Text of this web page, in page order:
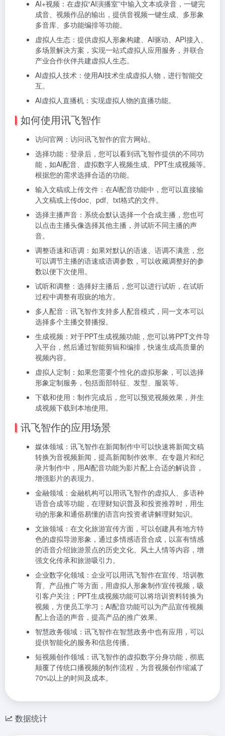
AI+视频：在虚拟“AI演播室”中输入文本或录音，一键完
成音、视频作品的输出，提供音视频一键生成、多形象
多音库、多功能编排等功能。
虚拟人生态：提供虚拟人形象构建、AI驱动、API接入、
多场景解决方案，实现一站式虚拟人应用服务，并联合
产业合作伙伴共建虚拟人生态。
AI虚拟人技术：使用AI技术生成虚拟人物，进行智能交
互。
AI虚拟人直播机：实现虚拟人物的直播功能。
如何使用讯飞智作
访问官网：访问讯飞智作的官方网站。
选择功能：登录后，您可以看到讯飞智作提供的不同功
能，如AI配音、虚拟数字人视频生成、PPT生成视频等。
根据您的需求选择合适的功能。
输入文稿或上传文件：在AI配音功能中，您可以直接输
入文稿或上传doc、pdf、txt格式的文件。
选择主播声音：系统会默认选择一个合成主播，您也可
以点击主播头像选择其他主播，并试听不同主播的声
音。
调整语速和语调：如果对默认的语速、语调不满意，您
可以调节主播的语速或语调参数，可以收藏调整好的参
数以便下次使用。
试听和调整：选择好主播后，您可以进行试听，在试听
过程中调整有瑕疵的地方。
多人配音：讯飞智作支持多人配音模式，同一文本可以
选择多个主播交替播报。
生成视频：对于PPT生成视频功能，您可以将PPT文件导
入平台，然后通过智能剪辑和编排，快速生成高质量的
视频内容。
虚拟人定制：如果您需要个性化的虚拟形象，可以选择
形象定制服务，包括面部特征、发型、服装等。
下载和使用：制作完成后，您可以预览视频效果，并生
成视频下载到本地使用。
讯飞智作的应用场景
媒体领域：讯飞智作在新闻制作中可以快速将新闻文稿
转换为音视频新闻，提高新闻制作效率。在专题片和纪
录片制作中，用AI配音功能为影片配上合适的解说音，
增强影片的表现力。
金融领域：金融机构可以用讯飞智作的虚拟人、多语种
语音合成等功能，在理财知识普及和投资推荐时，用生
动的形象和通俗易懂的语言向投资者讲解理财知识。
文旅领域：在文化旅游宣传方面，可以创建具有地方特
色的虚拟导游形象，通过多情感语音合成，以富有情感
的语音介绍旅游景点的历史文化、风土人情等内容，增
强文化传承和旅游吸引力。
企业数字化领域：企业可以用讯飞智作在宣传、培训教
育、产品推广等方面，用虚拟人形象制作宣传视频，吸
引客户关注；PPT生成视频功能可以将培训资料转换为
视频，方便员工学习；AI配音功能可以为产品宣传视频
配上合适的声音，提高产品的推广效果。
智慧政务领域：讯飞智作在智慧政务中也有应用，可以
提供智能化的服务和信息传播。
短视频创作领域：讯飞智作的虚拟数字分身功能，彻底
颠覆了传统口播视频的制作流程，为音视频创作缩减了
70%以上的时间及成本。
数据统计